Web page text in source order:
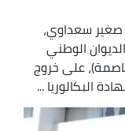
سعداوي،
الوطني
على خروج
البكالوريا ...